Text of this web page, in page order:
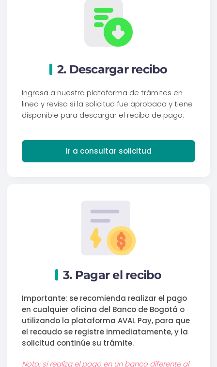
2. Descargar recibo
Ingresa a nuestra plataforma de trámites en
linea y revisa si la solicitud fue aprobada y tiene
disponible para descargar el recibo de pago.
Ir a consultar solicitud
3. Pagar el recibo
Importante: se recomienda realizar el pago
en cualquier oficina del Banco de Bogotá o
utilizando la plataforma AVAL Pay, para que
el recaudo se registre inmediatamente, y la
solicitud continúe su trámite.
Nota: si realiza el pago en un banco diferente al